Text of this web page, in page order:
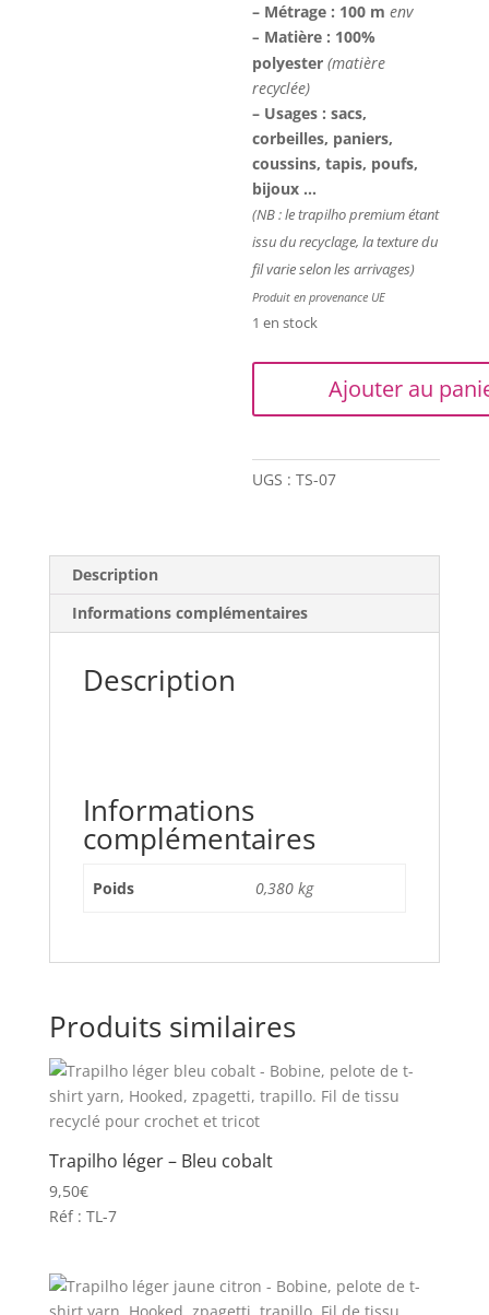
– Métrage : 100 menv
– Matière : 100%
polyester(matière
recyclée)
– Usages : sacs,
corbeilles, paniers,
coussins, tapis, poufs,
bijoux …
(NB : le trapilho premium étant
issu du recyclage, la texture du
fil varie selon les arrivages)
Produit en provenance UE
1 en stock
Trapilho
Marron
Ajouter au
UGS :TS-07
Description
Informations complémentaires
Description
Informations
complémentaires
Poids 0,380 kg
Produits similaires
Trapilho léger – Bleu cobalt
9,50€
Réf : TL-7